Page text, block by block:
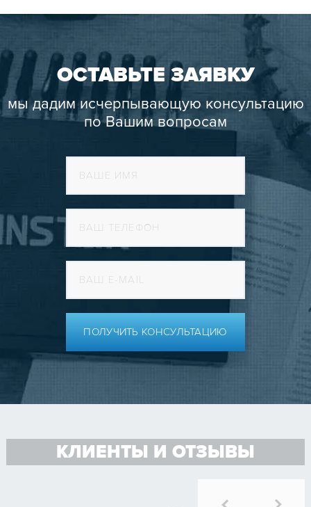
ОСТАВЬТЕ ЗАЯВКУ
мы дадим исчерпывающую консультацию
по Вашим вопросам
ПОЛУЧИТЬ КОНСУЛЬТАЦИЮ
КЛИЕНТЫ И ОТЗЫВЫ